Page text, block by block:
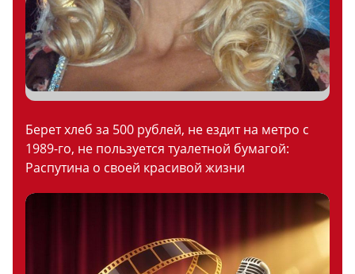
Берет хлеб за 500 рублей, не ездит на метро с
1989-го, не пользуется туалетной бумагой:
Распутина о своей красивой жизни